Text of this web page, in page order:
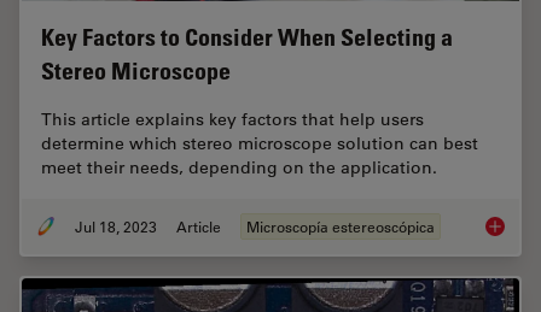
Key Factors to Consider When Selecting a
Stereo Microscope
This article explains key factors that help users
determine which stereo microscope solution can best
meet their needs, depending on the application.
Jul 18, 2023 Article Microscopía estereoscópica Key